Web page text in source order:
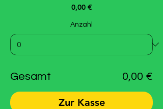
0,00 €
Anzahl
Gesamt 0,00 €
Zur Kasse